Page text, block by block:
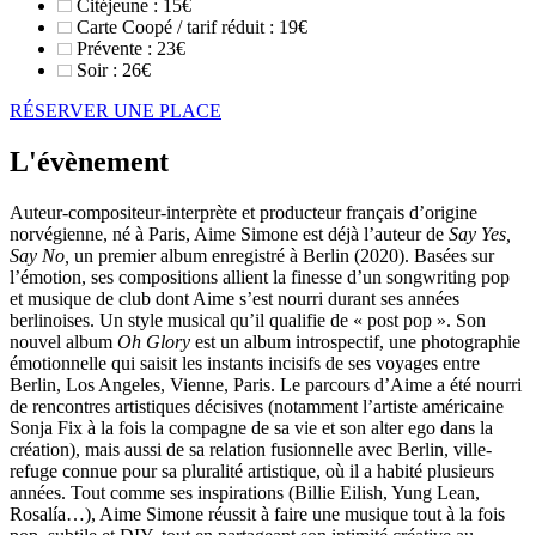
Citéjeune : 15€
Carte Coopé / tarif réduit : 19€
Prévente : 23€
Soir : 26€
RÉSERVER UNE PLACE
L'évènement
Auteur-compositeur-interprète et producteur français d’origine
norvégienne, né à Paris, Aime Simone est déjà l’auteur de Say Yes,
Say No, un premier album enregistré à Berlin (2020). Basées sur
l’émotion, ses compositions allient la finesse d’un songwriting pop
et musique de club dont Aime s’est nourri durant ses années
berlinoises. Un style musical qu’il qualifie de « post pop ». Son
nouvel album Oh Glory est un album introspectif, une photographie
émotionnelle qui saisit les instants incisifs de ses voyages entre
Berlin, Los Angeles, Vienne, Paris. Le parcours d’Aime a été nourri
de rencontres artistiques décisives (notamment l’artiste américaine
Sonja Fix à la fois la compagne de sa vie et son alter ego dans la
création), mais aussi de sa relation fusionnelle avec Berlin, ville-
refuge connue pour sa pluralité artistique, où il a habité plusieurs
années. Tout comme ses inspirations (Billie Eilish, Yung Lean,
Rosalía…), Aime Simone réussit à faire une musique tout à la fois